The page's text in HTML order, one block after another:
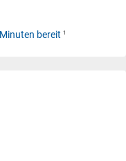
bereit 1